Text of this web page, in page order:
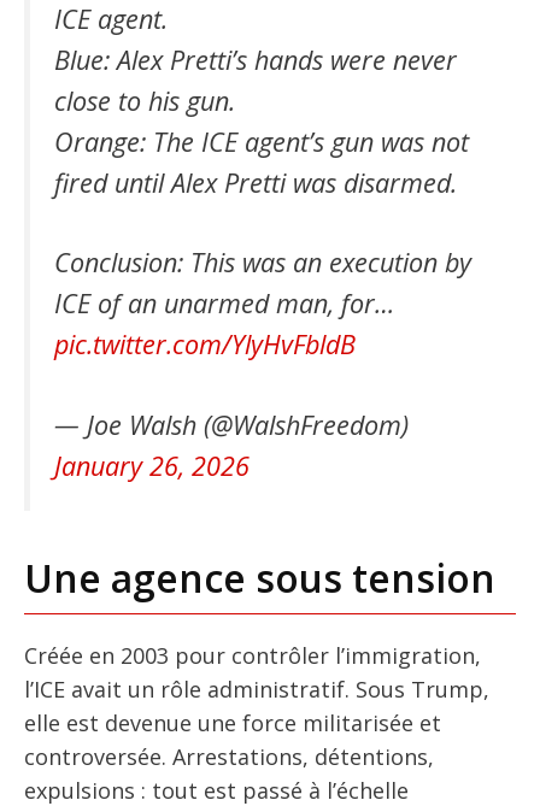
ICE agent.
Blue: Alex Pretti’s hands were never
close to his gun.
Orange: The ICE agent’s gun was not
fired until Alex Pretti was disarmed.
Conclusion: This was an execution by
ICE of an unarmed man, for…
pic.twitter.com/YlyHvFbldB
— Joe Walsh (@WalshFreedom)
January 26, 2026
Une agence sous tension
Créée en 2003 pour contrôler l’immigration,
l’ICE avait un rôle administratif. Sous Trump,
elle est devenue une force militarisée et
controversée. Arrestations, détentions,
expulsions : tout est passé à l’échelle